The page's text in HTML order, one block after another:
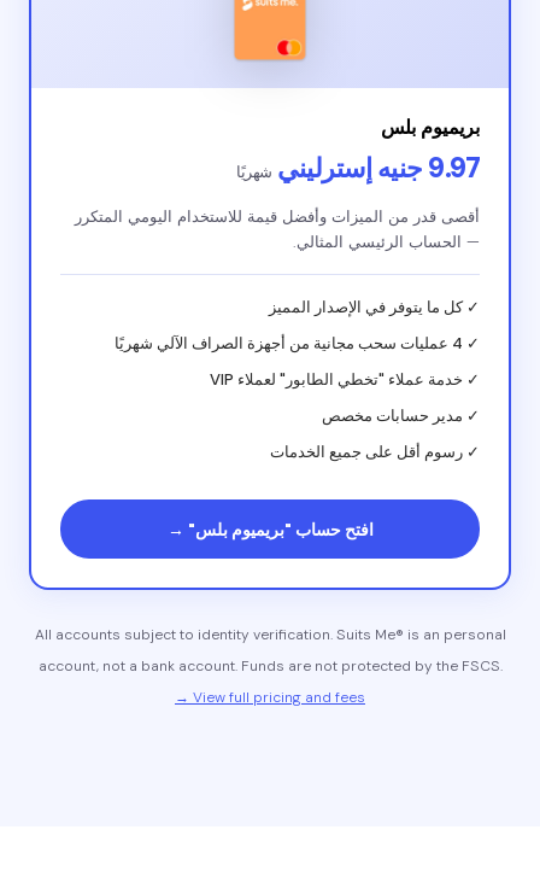
بريميوم بلس
9.97 جنيه إسترليني شهريًا
أقصى قدر من الميزات وأفضل قيمة للاستخدام اليومي المتكرر
— الحساب الرئيسي المثالي.
✓ كل ما يتوفر في الإصدار المميز
✓ 4 عمليات سحب مجانية من أجهزة الصراف الآلي شهريًا
✓ خدمة عملاء "تخطي الطابور" لعملاء VIP
✓ مدير حسابات مخصص
✓ رسوم أقل على جميع الخدمات
افتح حساب "بريميوم بلس" →
All accounts subject to identity verification. Suits Me® is an personal
account, not a bank account. Funds are not protected by the FSCS.
View full pricing and fees →